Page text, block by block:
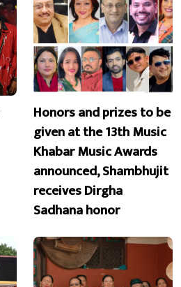
Honors and prizes to be
given at the 13th Music
Khabar Music Awards
announced, Shambhujit
receives Dirgha
Sadhana honor